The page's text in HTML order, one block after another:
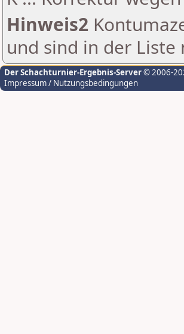
Hinweis2
und sind in der
Der Schachturnier-Ergebnis-Server© 2006-
Impressum / Nutzungsbedingungen